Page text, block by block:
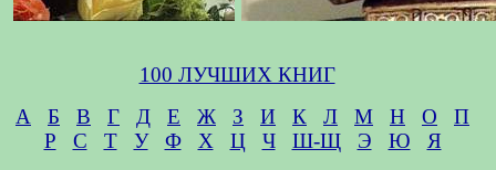
100 ЛУЧШИХ КНИГ
А
Б В Г Д Е Ж З И К Л М Н О
П
Р
С Т У Ф Х Ц Ч Ш-Щ Э Ю
Я